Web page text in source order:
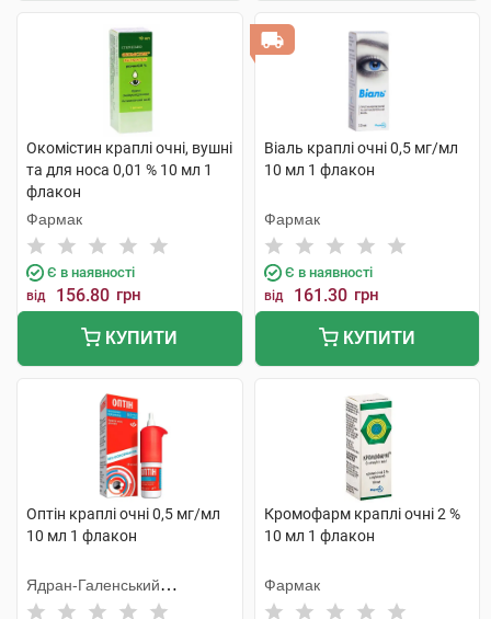
Окомістин краплі очні, вушні
та для носа 0,01 % 10 мл 1
флакон
Фармак
Є в наявності
від 156.80 грн
КУПИТИ
Віаль краплі очні 0,5 мг/мл
10 мл 1 флакон
Фармак
Є в наявності
від 161.30 грн
КУПИТИ
Оптін краплі очні 0,5 мг/мл
10 мл 1 флакон
Ядран-Галенський
Лабораторій
Кромофарм краплі очні 2 %
10 мл 1 флакон
Фармак